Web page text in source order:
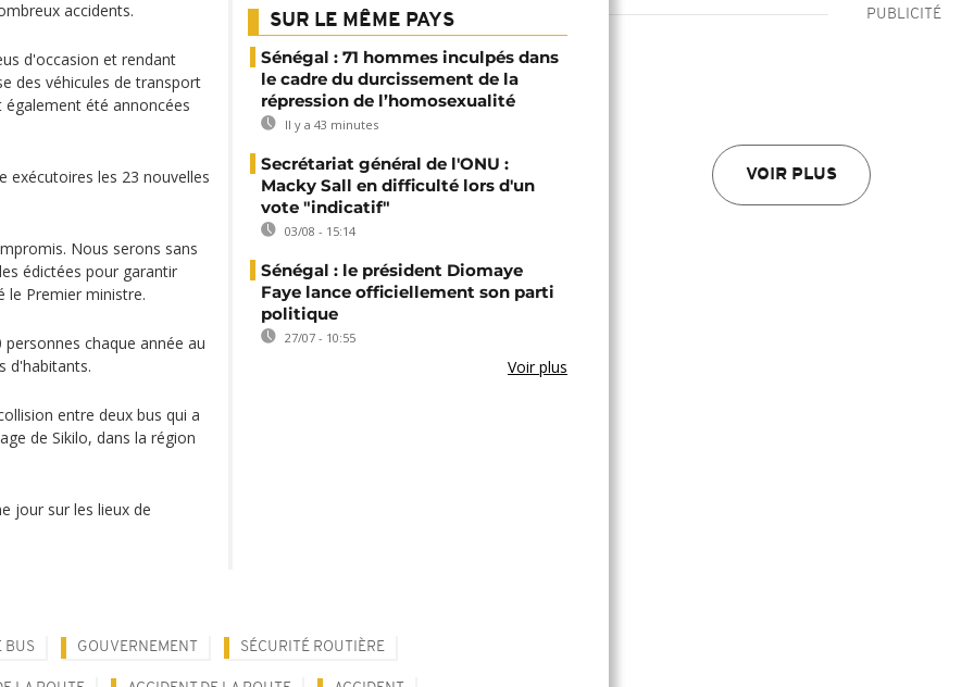
PUBLICITÉ
VOIR PLUS
accidents.
d'occasion et rendant
des véhicules de transport
été annoncées
exécutoires les 23 nouvelles
Nous serons sans
édictées pour garantir
le Premier ministre.
chaque année au
d'habitants.
entre deux bus qui a
de Sikilo, dans la région
jour sur les lieux de
SUR LE MÊME PAYS
Sénégal : 71 hommes inculpés dans
le cadre du durcissement de la
répression de l’homosexualité
Il y a 43 minutes
Secrétariat général de l'ONU :
Macky Sall en difficulté lors d'un
vote "indicatif"
03/08 - 15:14
Sénégal : le président Diomaye
Faye lance officiellement son parti
politique
27/07 - 10:55
Voir plus
BUS GOUVERNEMENT SÉCURITÉ ROUTIÈRE